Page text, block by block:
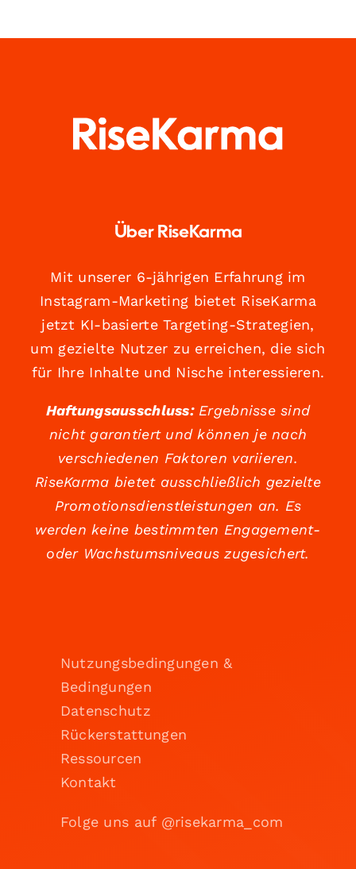
Über RiseKarma
Mit unserer 6-jährigen Erfahrung im
Instagram-Marketing bietet RiseKarma
jetzt KI-basierte Targeting-Strategien,
um gezielte Nutzer zu erreichen, die sich
für Ihre Inhalte und Nische interessieren.
Haftungsausschluss:Ergebnisse sind
nicht garantiert und können je nach
verschiedenen Faktoren variieren.
RiseKarma bietet ausschließlich gezielte
Promotionsdienstleistungen an. Es
werden keine bestimmten Engagement-
oder Wachstumsniveaus zugesichert.
Nutzungsbedingungen &
Bedingungen
Datenschutz
Rückerstattungen
Ressourcen
Kontakt
Folge uns auf @risekarma_com